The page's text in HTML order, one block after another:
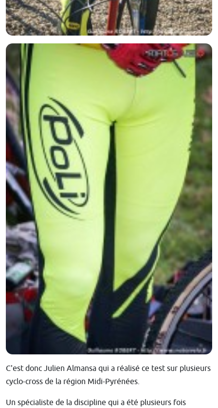
C'est donc Julien Almansa qui a réalisé ce test sur plusieurs
cyclo-cross de la région Midi-Pyrénées.
Un spécialiste de la discipline qui a été plusieurs fois